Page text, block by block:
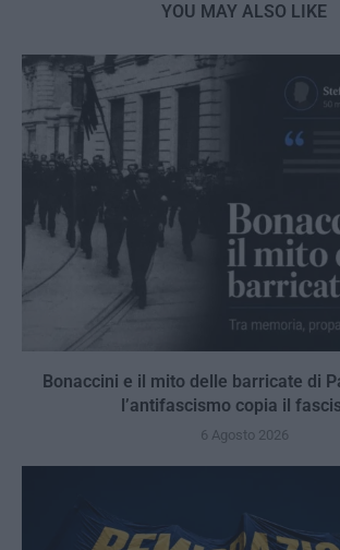
YOU MAY ALSO LIKE
Bonaccini e il mito delle barricate di
l’antifascismo copia il
6 Agosto 2026